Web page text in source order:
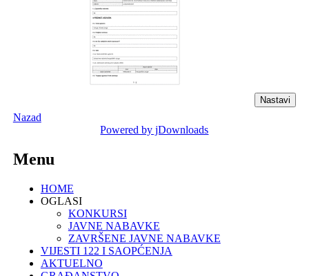
Nazad
Powered by jDownloads
Menu
HOME
OGLASI
KONKURSI
JAVNE NABAVKE
ZAVRŠENE JAVNE NABAVKE
VIJESTI 122 I SAOPĆENJA
AKTUELNO